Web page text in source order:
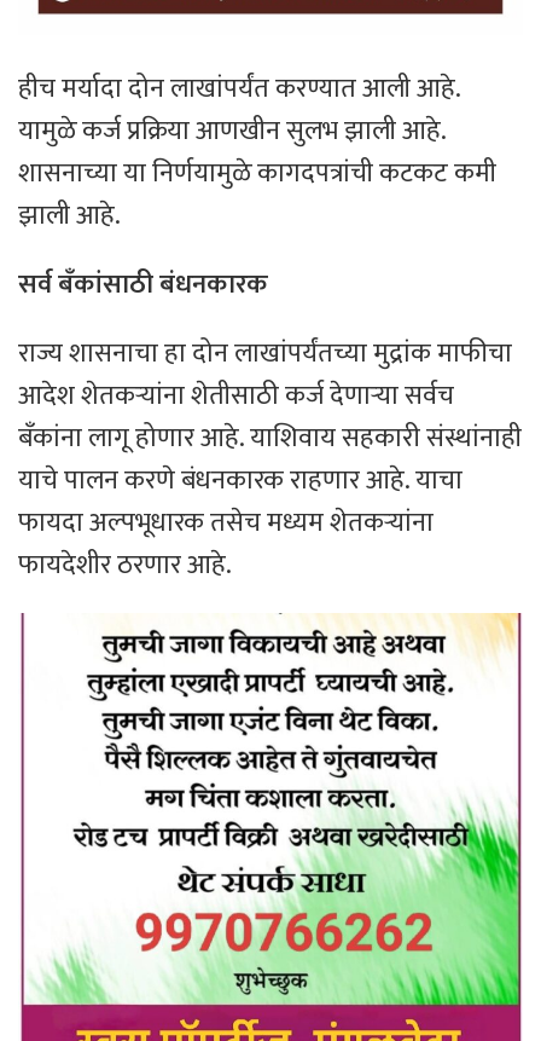
हीच मर्यादा दोन लाखांपर्यंत करण्यात आली आहे.
यामुळे कर्ज प्रक्रिया आणखीन सुलभ झाली आहे.
शासनाच्या या निर्णयामुळे कागदपत्रांची कटकट कमी
झाली आहे.
सर्व बँकांसाठी बंधनकारक
राज्य शासनाचा हा दोन लाखांपर्यंतच्या मुद्रांक माफीचा
आदेश शेतकऱ्यांना शेतीसाठी कर्ज देणाऱ्या सर्वच
बँकांना लागू होणार आहे. याशिवाय सहकारी संस्थांनाही
याचे पालन करणे बंधनकारक राहणार आहे. याचा
फायदा अल्पभूधारक तसेच मध्यम शेतकऱ्यांना
फायदेशीर ठरणार आहे.